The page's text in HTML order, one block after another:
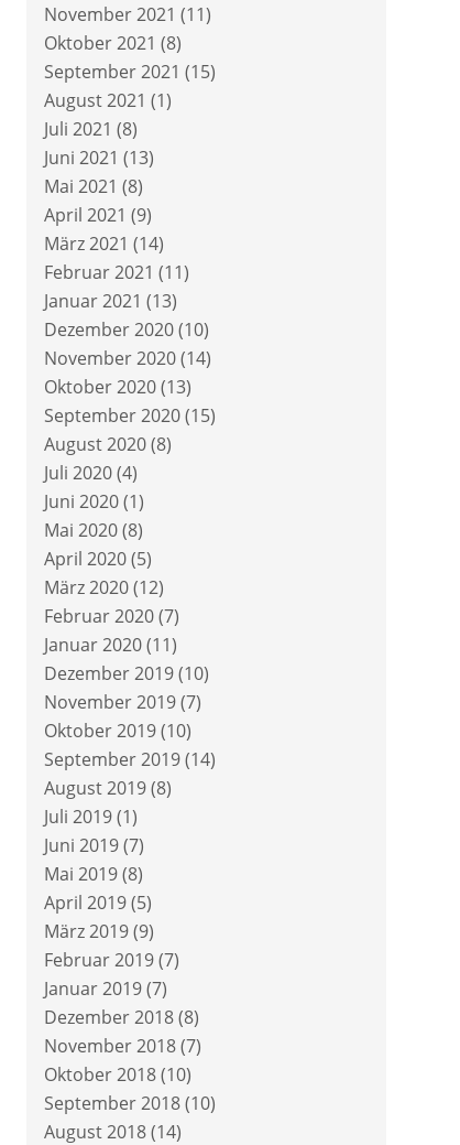
November 2021 (11)
Oktober 2021 (8)
September 2021 (15)
August 2021 (1)
Juli 2021 (8)
Juni 2021 (13)
Mai 2021 (8)
April 2021 (9)
März 2021 (14)
Februar 2021 (11)
Januar 2021 (13)
Dezember 2020(10)
November 2020(14)
Oktober 2020(13)
September 2020(15)
August 2020(8)
Juli 2020(4)
Juni 2020(1)
Mai 2020(8)
April 2020(5)
März 2020(12)
Februar 2020(7)
Januar 2020(11)
Dezember 2019(10)
November 2019(7)
Oktober 2019(10)
September 2019(14)
August 2019(8)
Juli 2019(1)
Juni 2019(7)
Mai 2019(8)
April 2019(5)
März 2019(9)
Februar 2019(7)
Januar 2019(7)
Dezember 2018(8)
November 2018(7)
Oktober 2018(10)
September 2018(10)
August 2018(14)